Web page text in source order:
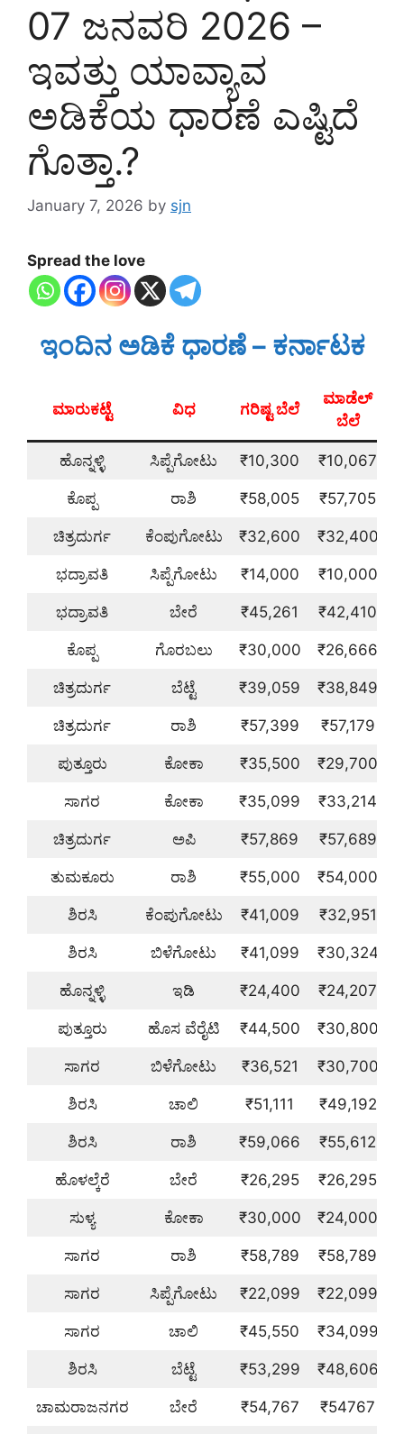
07 ಜನವರಿ 2026 –
ಇವತ್ತು ಯಾವ್ಯಾವ
ಅಡಿಕೆಯ ಧಾರಣೆ ಎಷ್ಟಿದೆ
ಗೊತ್ತಾ.?
January 7, 2026 by sjn
Spread the love
ಇಂದಿನ ಅಡಿಕೆ ಧಾರಣೆ – ಕರ್ನಾಟಕ
ಮಾರುಕಟ್ಟೆ ವಿಧ ಗರಿಷ್ಟ ಬೆಲೆ
ಮಾಡೆಲ್
ಬೆಲೆ
ಹೊನ್ನಳ್ಳಿ ಸಿಪ್ಪೆಗೋಟು ₹10,300 ₹10,067
ಕೊಪ್ಪ ರಾಶಿ ₹58,005 ₹57,705
ಚಿತ್ರದುರ್ಗ ಕೆಂಪುಗೋಟು ₹32,600 ₹32,400
ಭದ್ರಾವತಿ ಸಿಪ್ಪೆಗೋಟು ₹14,000 ₹10,000
ಭದ್ರಾವತಿ ಬೇರೆ ₹45,261 ₹42,410
ಕೊಪ್ಪ ಗೊರಬಲು ₹30,000 ₹26,666
ಚಿತ್ರದುರ್ಗ ಬೆಟ್ಟೆ ₹39,059 ₹38,849
ಚಿತ್ರದುರ್ಗ ರಾಶಿ ₹57,399 ₹57,179
ಪುತ್ತೂರು ಕೋಕಾ ₹35,500 ₹29,700
ಸಾಗರ ಕೋಕಾ ₹35,099 ₹33,214
ಚಿತ್ರದುರ್ಗ ಅಪಿ ₹57,869 ₹57,689
ತುಮಕೂರು ರಾಶಿ ₹55,000 ₹54,000
ಶಿರಸಿ ಕೆಂಪುಗೋಟು ₹41,009 ₹32,951
ಶಿರಸಿ ಬಿಳೆಗೋಟು ₹41,099 ₹30,324
ಹೊನ್ನಳ್ಳಿ ಇಡಿ ₹24,400 ₹24,207
ಪುತ್ತೂರು ಹೊಸ ವೆರೈಟಿ ₹44,500 ₹30,800
ಸಾಗರ ಬಿಳೆಗೋಟು ₹36,521 ₹30,700
ಶಿರಸಿ ಚಾಲಿ ₹51,111 ₹49,192
ಶಿರಸಿ ರಾಶಿ ₹59,066 ₹55,612
ಹೊಳಲ್ಕೆರೆ ಬೇರೆ ₹26,295 ₹26,295
ಸುಳ್ಯ ಕೋಕಾ ₹30,000 ₹24,000
ಸಾಗರ ರಾಶಿ ₹58,789 ₹58,789
ಸಾಗರ ಸಿಪ್ಪೆಗೋಟು ₹22,099 ₹22,099
ಸಾಗರ ಚಾಲಿ ₹45,550 ₹34,099
ಶಿರಸಿ ಬೆಟ್ಟೆ ₹53,299 ₹48,606
ಚಾಮರಾಜನಗರ ಬೇರೆ ₹54,767 ₹54767